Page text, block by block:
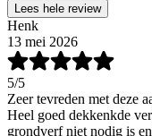
Lees hele review
Henk
13 mei 2026
5/5
Zeer tevreden met deze
Heel goed dekkenkde
grondverf niet nodig is